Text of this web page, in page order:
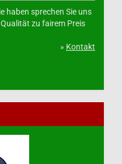
haben sprechen Sie uns
zu fairem Preis
» Kontakt